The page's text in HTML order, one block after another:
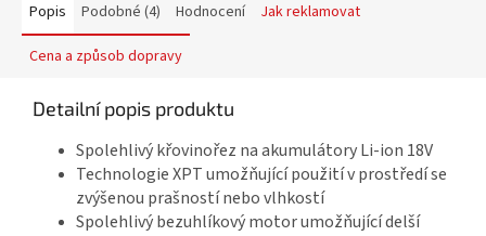
Popis Podobné (4) Hodnocení Jak reklamovat
Cena a způsob dopravy
Detailní popis produktu
Spolehlivý křovinořez na akumulátory Li-ion 18V
Technologie XPT umožňující použití v prostředí se
zvýšenou prašností nebo vlhkostí
Spolehlivý bezuhlíkový motor umožňující delší